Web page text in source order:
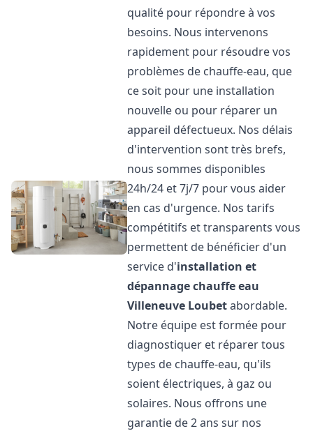
qualité pour répondre à vos
besoins. Nous intervenons
rapidement pour résoudre vos
problèmes de chauffe-eau, que
ce soit pour une installation
nouvelle ou pour réparer un
appareil défectueux. Nos délais
d'intervention sont très brefs,
nous sommes disponibles
24h/24 et 7j/7 pour vous aider
en cas d'urgence. Nos tarifs
compétitifs et transparents vous
permettent de bénéficier d'un
service d'installation et
dépannage chauffe eau
Villeneuve Loubetabordable.
Notre équipe est formée pour
diagnostiquer et réparer tous
types de chauffe-eau, qu'ils
soient électriques, à gaz ou
solaires. Nous offrons une
garantie de 2 ans sur nos